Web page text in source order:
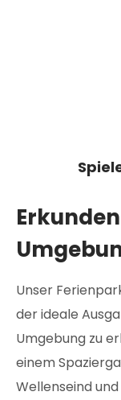
Unser
der ideale
Umgebung zu
einem
Wellenseind